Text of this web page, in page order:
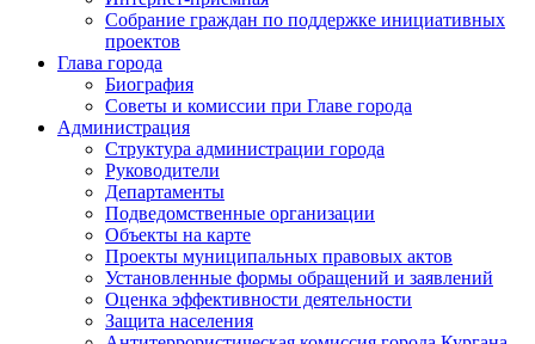
Собрание граждан по поддержке инициативных
проектов
Глава города
Биография
Советы и комиссии при Главе города
Администрация
Структура администрации города
Руководители
Департаменты
Подведомственные организации
Объекты на карте
Проекты муниципальных правовых актов
Установленные формы обращений и заявлений
Оценка эффективности деятельности
Защита населения